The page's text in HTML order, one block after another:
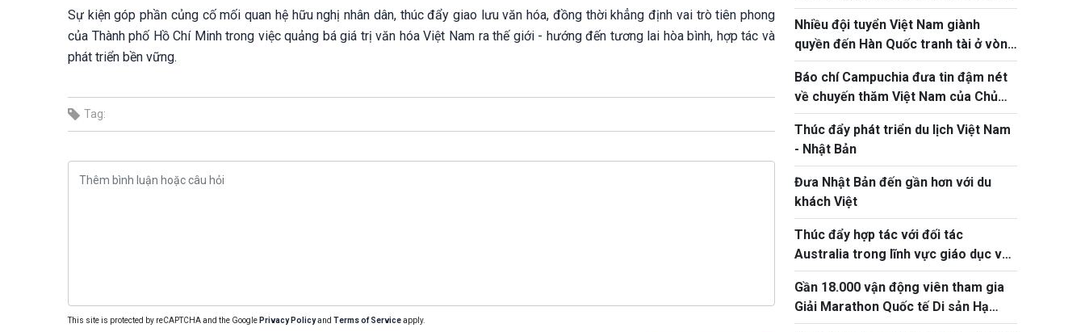
Sự kiện góp phần củng cố mối quan hệ hữu nghị nhân dân, thúc đẩy giao lưu văn hóa, đồng thời khẳng định vai trò tiên phong
của Thành phố Hồ Chí Minh trong việc quảng bá giá trị văn hóa Việt Nam ra thế giới - hướng đến tương lai hòa bình, hợp tác và
phát triển bền vững.
Tag:
This site is protected by reCAPTCHA and the Google Privacy Policyand Terms of Serviceapply.
về đất liền
Nhiều đội tuyển Việt Nam giành
quyền đến Hàn Quốc tranh tài ở vòng
chung kết NYPC 2026
Báo chí Campuchia đưa tin đậm nét
về chuyến thăm Việt Nam của Chủ
tịch Quốc hội Khuon Sudary
Thúc đẩy phát triển du lịch Việt Nam
- Nhật Bản
Đưa Nhật Bản đến gần hơn với du
khách Việt
Thúc đẩy hợp tác với đối tác
Australia trong lĩnh vực giáo dục và
ứng phó biến đổi khí hậu
Gần 18.000 vận động viên tham gia
Giải Marathon Quốc tế Di sản Hạ
Long 2026